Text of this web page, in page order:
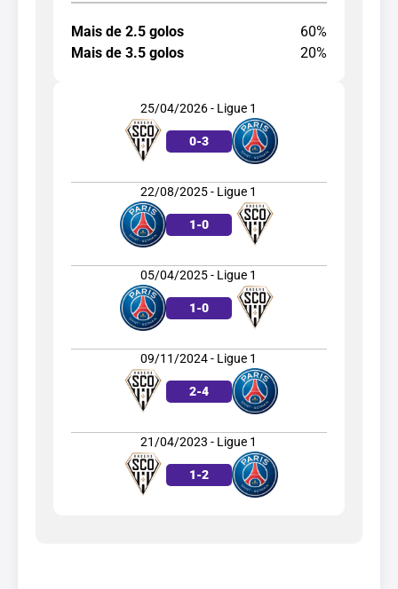
Mais de 2.5 golos
60%
Mais de 3.5 golos
20%
25/04/2026 - Ligue 1
0-3
22/08/2025 - Ligue 1
1-0
05/04/2025 - Ligue 1
1-0
09/11/2024 - Ligue 1
2-4
21/04/2023 - Ligue 1
1-2